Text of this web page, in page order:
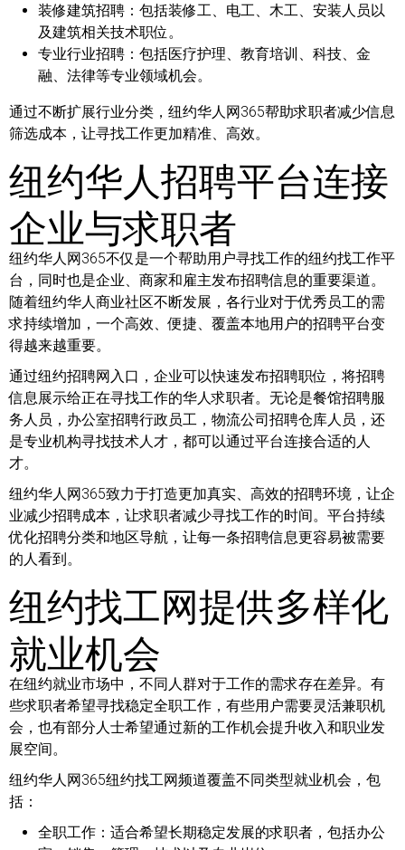
装修建筑招聘： 包括装修工、电工、木工、安装人员以
及建筑相关技术职位。
专业行业招聘： 包括医疗护理、教育培训、科技、金
融、法律等专业领域机会。
通过不断扩展行业分类，纽约华人网365帮助求职者减少信息
筛选成本，让寻找工作更加精准、高效。
纽约华人招聘平台连接
企业与求职者
纽约华人网365不仅是一个帮助用户寻找工作的纽约找工作平
台，同时也是企业、商家和雇主发布招聘信息的重要渠道。
随着纽约华人商业社区不断发展，各行业对于优秀员工的需
求持续增加，一个高效、便捷、覆盖本地用户的招聘平台变
得越来越重要。
通过纽约招聘网入口，企业可以快速发布招聘职位，将招聘
信息展示给正在寻找工作的华人求职者。无论是餐馆招聘服
务人员，办公室招聘行政员工，物流公司招聘仓库人员，还
是专业机构寻找技术人才，都可以通过平台连接合适的人
才。
纽约华人网365致力于打造更加真实、高效的招聘环境，让企
业减少招聘成本，让求职者减少寻找工作的时间。平台持续
优化招聘分类和地区导航，让每一条招聘信息更容易被需要
的人看到。
纽约找工网提供多样化
就业机会
在纽约就业市场中，不同人群对于工作的需求存在差异。有
些求职者希望寻找稳定全职工作，有些用户需要灵活兼职机
会，也有部分人士希望通过新的工作机会提升收入和职业发
展空间。
纽约华人网365纽约找工网频道覆盖不同类型就业机会，包
括：
全职工作： 适合希望长期稳定发展的求职者，包括办公